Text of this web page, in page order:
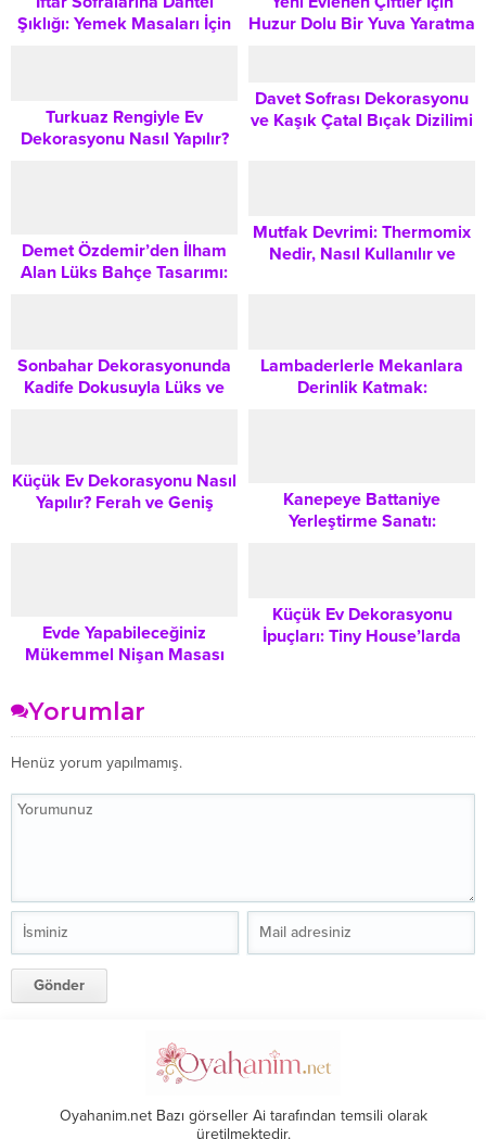
Şıklığı: Yemek Masaları İçin
Huzur Dolu Bir Yuva Yaratma
Turkuaz Rengiyle Ev
Dekorasyonu Nasıl Yapılır?
Davet Sofrası Dekorasyonu
ve Kaşık Çatal Bıçak Dizilimi
Demet Özdemir’den İlham
Alan Lüks Bahçe Tasarımı:
Mutfak Devrimi: Thermomix
Nedir, Nasıl Kullanılır ve
Sonbahar Dekorasyonunda
Kadife Dokusuyla Lüks ve
Lambaderlerle Mekanlara
Derinlik Katmak:
Küçük Ev Dekorasyonu Nasıl
Yapılır? Ferah ve Geniş
Kanepeye Battaniye
Yerleştirme Sanatı:
Evde Yapabileceğiniz
Mükemmel Nişan Masası
Rehberi
Küçük Ev Dekorasyonu
İpuçları: Tiny House’larda
Yorumlar
Henüz yorum yapılmamış.
Oyahanim.net Bazı görseller Ai tarafından temsili olarak
üretilmektedir.